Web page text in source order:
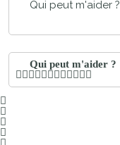
Qui peut m'aider ?
Qui peut m'aider ?